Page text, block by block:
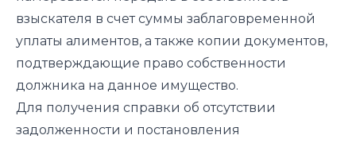
взыскателя в счет суммы заблаговременной
уплаты алиментов, а также копии документов,
подтверждающие право собственности
должника на данное имущество.
Для получения справки об отсутствии
задолженности и постановления